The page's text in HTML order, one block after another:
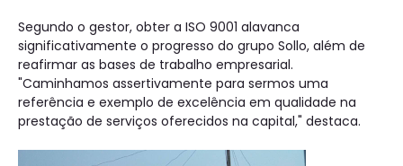
Segundo o gestor, obter a ISO 9001 alavanca
significativamente o progresso do grupo Sollo, além de
reafirmar as bases de trabalho empresarial.
"Caminhamos assertivamente para sermos uma
referência e exemplo de excelência em qualidade na
prestação de serviços oferecidos na capital," destaca.